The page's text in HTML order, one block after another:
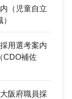
（児童自立
用選考案内
CDO補佐
阪府職員採